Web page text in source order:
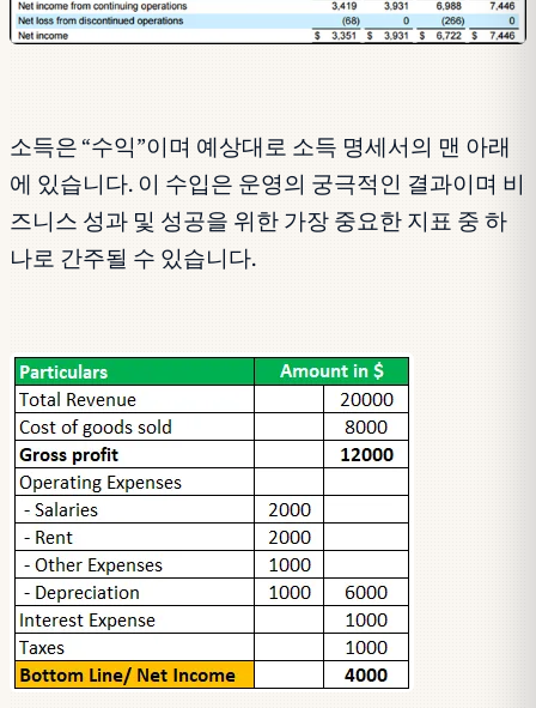
소득은 “수익”이며 예상대로 소득 명세서의 맨 아래
에 있습니다. 이 수입은 운영의 궁극적인 결과이며 비
즈니스 성과 및 성공을 위한 가장 중요한 지표 중 하
나로 간주될 수 있습니다.